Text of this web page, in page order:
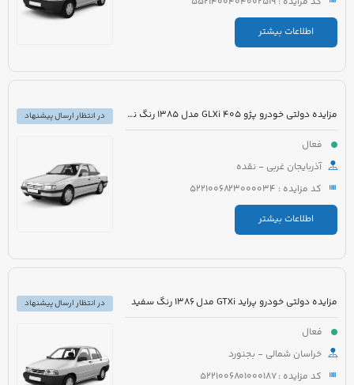
اطلاعات بیشتر
مزایده دولتی خودرو پژو 405 GLXi مدل 1385 رنگ نقره ای
فعال
آذربایجان غربی - نقده
کد مزایده : 5221006823000034
اطلاعات بیشتر
در انتظار ارسال پیشنهاد
مزایده دولتی خودرو پراید GTXi مدل 1386 رنگ سفید
فعال
خراسان شمالی - بجنورد
کد مزایده : 5221006801000187
در انتظار ارسال پیشنهاد